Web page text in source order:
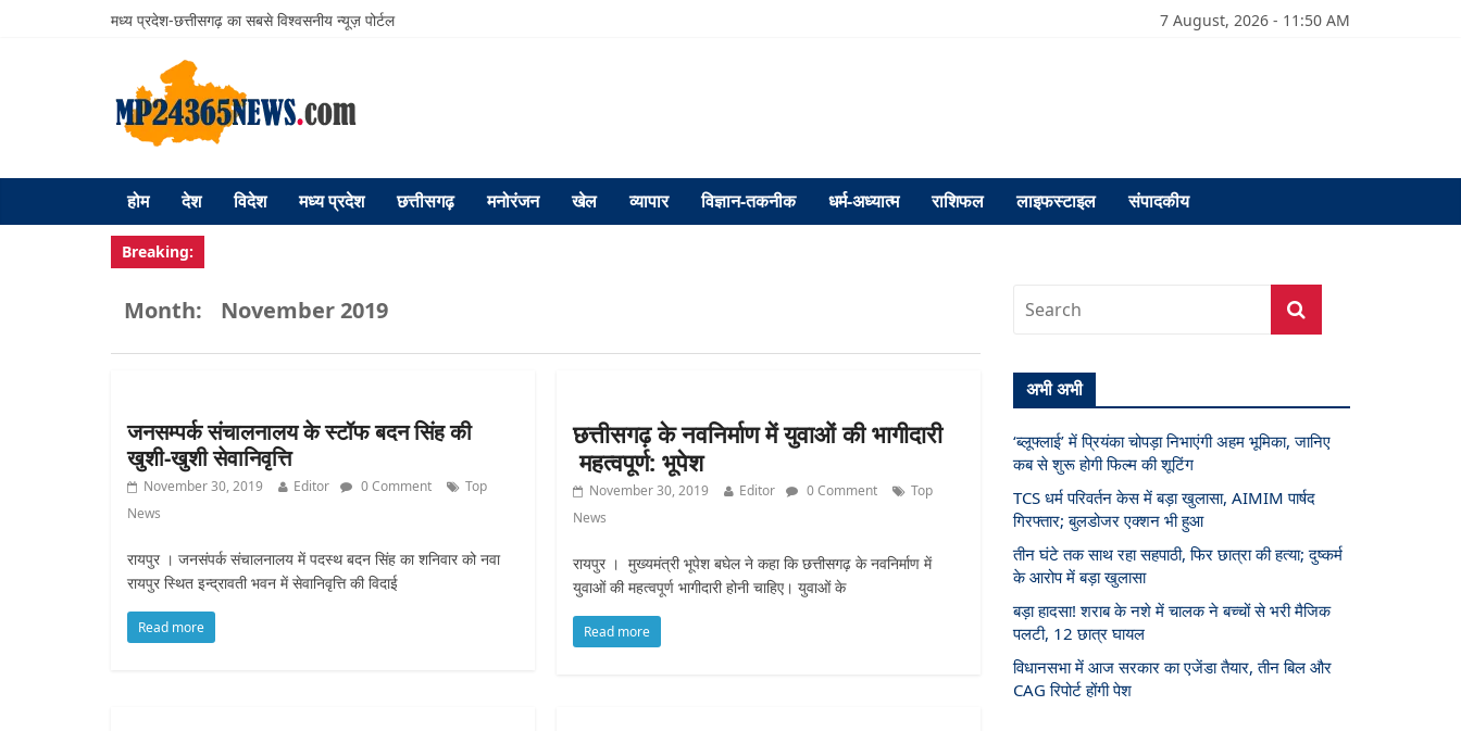
मध्य प्रदेश-छत्तीसगढ़ का सबसे विश्वसनीय न्यूज़ पोर्टल 7 August, 2026 - 11:50 AM
होम देश विदेश मध्य प्रदेश छत्तीसगढ़ मनोरंजन खेल व्यापार विज्ञान-तकनीक धर्म-अध्यात्म राशिफल लाइफस्टाइल संपादकीय
Breaking:
Month: November 2019
जनसम्पर्क संचालनालय के स्टॉफ बदन सिंह की
खुशी-खुशी सेवानिवृत्ति
November 30, 2019 Editor 0 Comment
Top
News
रायपुर । जनसंपर्क संचालनालय में पदस्थ बदन सिंह का शनिवार को नवा
रायपुर स्थित इन्द्रावती भवन में सेवानिवृत्ति की विदाई
Read more
छत्तीसगढ़ के नवनिर्माण में युवाओं की भागीदारी
महत्वपूर्ण: भूपेश
November 30, 2019 Editor 0 Comment
Top
News
रायपुर । मुख्यमंत्री भूपेश बघेल ने कहा कि छत्तीसगढ़ के नवनिर्माण में
युवाओं की महत्वपूर्ण भागीदारी होनी चाहिए। युवाओं के
Read more
अभी अभी
‘ब्लूफ्लाई’ में प्रियंका चोपड़ा निभाएंगी अहम भूमिका, जानिए
कब से शुरू होगी फिल्म की शूटिंग
TCS धर्म परिवर्तन केस में बड़ा खुलासा, AIMIM पार्षद
गिरफ्तार; बुलडोजर एक्शन भी हुआ
तीन घंटे तक साथ रहा सहपाठी, फिर छात्रा की हत्या; दुष्कर्म
के आरोप में बड़ा खुलासा
बड़ा हादसा! शराब के नशे में चालक ने बच्चों से भरी मैजिक
पलटी, 12 छात्र घायल
विधानसभा में आज सरकार का एजेंडा तैयार, तीन बिल और
CAG रिपोर्ट होंगी पेश